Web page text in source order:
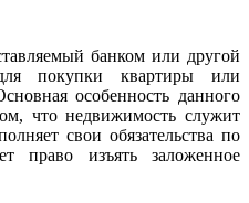
банком или другой
покупки квартиры или
особенность данного
что недвижимость служит
свои обязательства по
право изъять заложенное